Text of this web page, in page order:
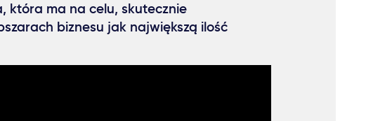
która ma na celu, skutecznie
biznesu jak największą ilość